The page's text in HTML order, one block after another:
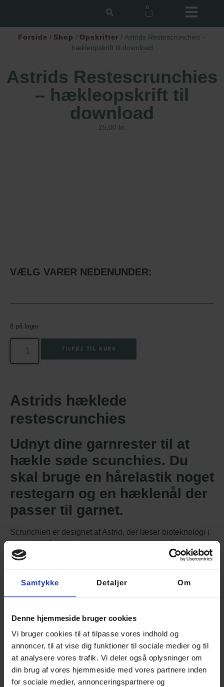
Samtykke Detaljer Om
Denne hjemmeside bruger cookies
Vi bruger cookies til at tilpasse vores indhold og
annoncer, til at vise dig funktioner til sociale medier og til
at analysere vores trafik. Vi deler også oplysninger om
din brug af vores hjemmeside med vores partnere inden
for sociale medier, annonceringspartnere og
0
Forside / Shop / Opskrifter / Astrids Restescrunchies –
hækleopskrift til download
Astrids Restescrunchies
– hækleopskrift til
download
25,00 kr.
VÆLG VARER NEDENUNDER:
8 på lager
TILFØJ TIL KURV
Astrids hæklede
restescrunchies
Udnyt dine garnrester til at
hækle søde scunchies. Du
skal bruge en hårelastik noget
restegarn og en hæklenål der
passer til garnet.
Scrunchien er designet af Astrid, der læser bioteknologi i
Aalborg. Når du køber en scrunchie opskrift går salget til
Astrid.
forsendelsestype: “Ingen forsendelse. Gælder kun for
opskrifter som er mulige at købe som download. Dette er
Hvad koster forsendelsen?
BESKRIVELSE VASKE ANVISNING